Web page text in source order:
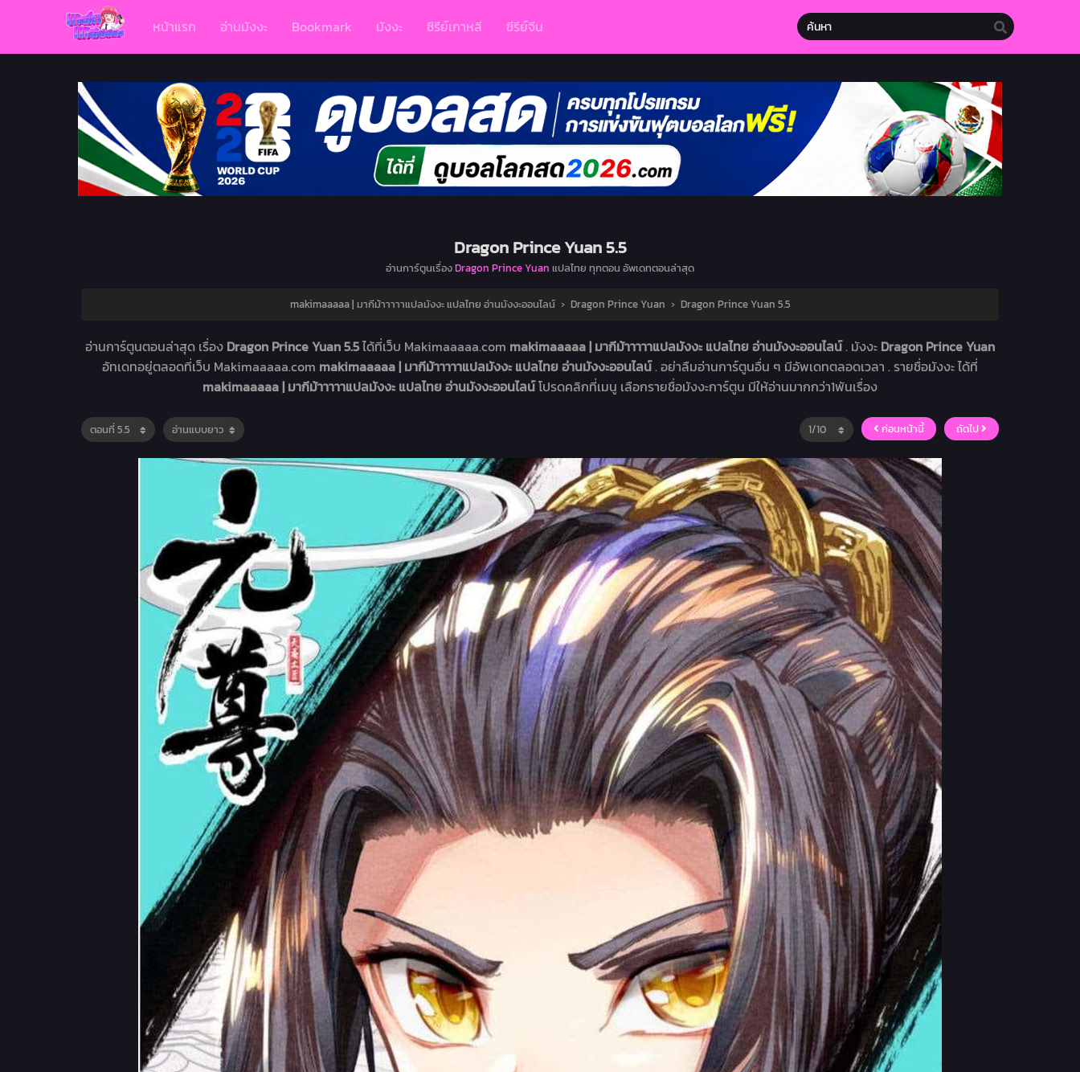
หน้าแรก อ่านมังงะ Bookmark มังงะ ซีรีย์เกาหลี ซีรีย์จีน
Dragon Prince Yuan 5.5
อ่านการ์ตูนเรื่องDragon Prince Yuan แปลไทย ทุกตอน อัพเดทตอนล่าสุด
makimaaaaa | มากีม้าาาาาแปลมังงะ แปลไทย อ่านมังงะออนไลน์ › Dragon Prince Yuan › Dragon Prince Yuan 5.5
อ่านการ์ตูนตอนล่าสุด เรื่อง Dragon Prince Yuan 5.5ได้ที่เว็บ Makimaaaaa.com makimaaaaa | มากีม้าาาาาแปลมังงะ แปลไทย อ่านมังงะออนไลน์. มังงะ Dragon Prince Yuan
อัทเดทอยู่ตลอดที่เว็บ Makimaaaaa.com makimaaaaa | มากีม้าาาาาแปลมังงะ แปลไทย อ่านมังงะออนไลน์. อย่าลืมอ่านการ์ตูนอื่น ๆ มีอัพเดทตลอดเวลา . รายชื่อมังงะ ได้ที่
makimaaaaa | มากีม้าาาาาแปลมังงะ แปลไทย อ่านมังงะออนไลน์โปรดคลิกที่เมนู เลือกรายชื่อมังงะการ์ตูน มีให้อ่านมากกว่า1พันเรื่อง
ก่อนหน้านี้ ถัดไป